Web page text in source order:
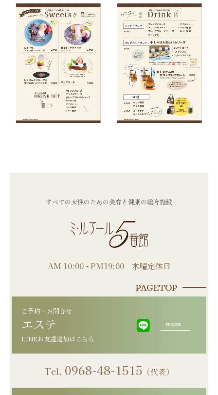
すべての女性のための美容と健康の総合施設
AM 10:00 - PM19:00 木曜定休日
ご予約・お問合せ
エステ
Tel. 0968-48-1515 （代表）